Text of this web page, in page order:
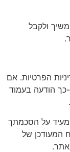
ולקבל
הפרטיות. אם
כך הודעה בעמוד
על הסכמתך
המעודכן של